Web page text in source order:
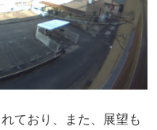
ており、また、展望も